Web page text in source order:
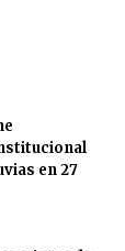
en 27